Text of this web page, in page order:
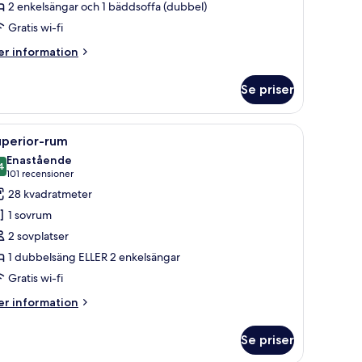
2 enkelsängar och 1 bäddsoffa (dubbel)
Gratis wi-fi
information
Se priser
Sängtillbehör av högsta kvalitet och minibar
3 rum
av 10
Enastående
101 recensioner
(101 recensioner)
28 kvadratmeter
1 sovrum
2 sovplatser
1 dubbelsäng ELLER 2 enkelsängar
Gratis wi-fi
information
Se priser